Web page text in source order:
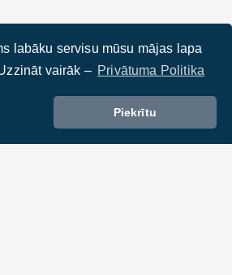
labāku servisu mūsu mājas lapa
vairāk – Privātuma Politika
Piekrītu